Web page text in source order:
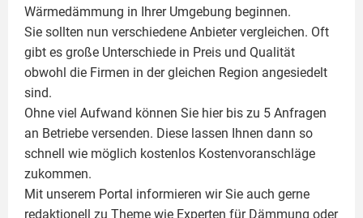
Wärmedämmung in Ihrer Umgebung beginnen.
Sie sollten nun verschiedene Anbieter vergleichen. Oft
gibt es große Unterschiede in Preis und Qualität
obwohl die Firmen in der gleichen Region angesiedelt
sind.
Ohne viel Aufwand können Sie hier bis zu 5 Anfragen
an Betriebe versenden. Diese lassen Ihnen dann so
schnell wie möglich kostenlos Kostenvoranschläge
zukommen.
Mit unserem Portal informieren wir Sie auch gerne
redaktionell zu Theme wie Experten für Dämmung oder